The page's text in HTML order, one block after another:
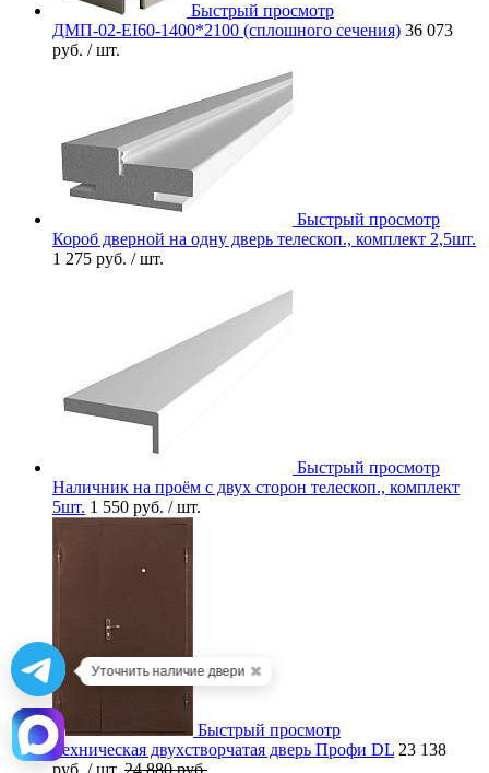
Быстрый просмотр
ДМП-02-EI60-1400*2100 (сплошного сечения) 36 073
руб. / шт.
Быстрый просмотр
Короб дверной на одну дверь телескоп., комплект 2,5шт.
1 275 руб. / шт.
Быстрый просмотр
Наличник на проём с двух сторон телескоп., комплект
5шт. 1 550 руб. / шт.
Быстрый просмотр
Техническая двухстворчатая дверь Профи DL 23 138
Уточнить наличие двери ✖